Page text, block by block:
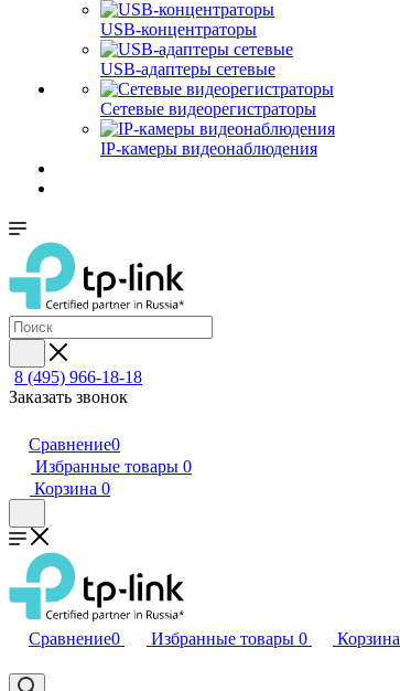
USB-концентраторы
USB-адаптеры сетевые
Сетевые видеорегистраторы
IP-камеры видеонаблюдения
8 (495) 966-18-18
Заказать звонок
Сравнение0
Избранные товары 0
Корзина 0
Сравнение0 Избранные товары 0 Корзина